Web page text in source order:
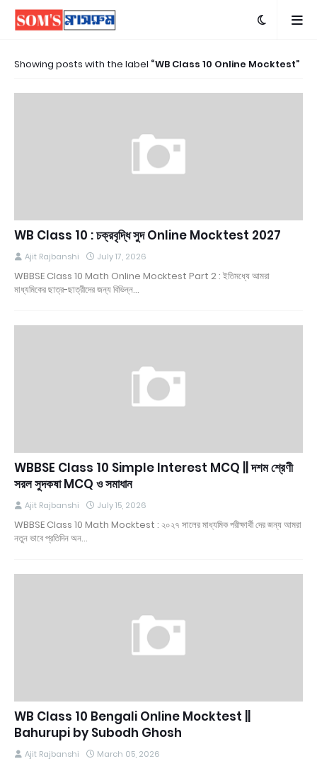
Showing posts with the label WB Class 10 Online Mocktest
WB Class 10 : চক্রবৃদ্ধি সুদ Online Mocktest 2027
Ajit Rajbanshi July 17, 2026
WBBSE Class 10 Math Online Mocktest Part 2 : ইতিমধ্যে আমরা
মাধ্যমিকের ছাত্র-ছাত্রীদের জন্য বিভিন্ন…
WBBSE Class 10 Simple Interest MCQ || দশম শ্রেণী
সরল সুদকষা MCQ ও সমাধান
Ajit Rajbanshi July 15, 2026
WBBSE Class 10 Math Mocktest : ২০২৭ সালের মাধ্যমিক পরীক্ষার্থী দের জন্য আমরা
নতুন ভাবে প্রতিদিন অন…
WB Class 10 Bengali Online Mocktest ||
Bahurupi by Subodh Ghosh
Ajit Rajbanshi March 05, 2026